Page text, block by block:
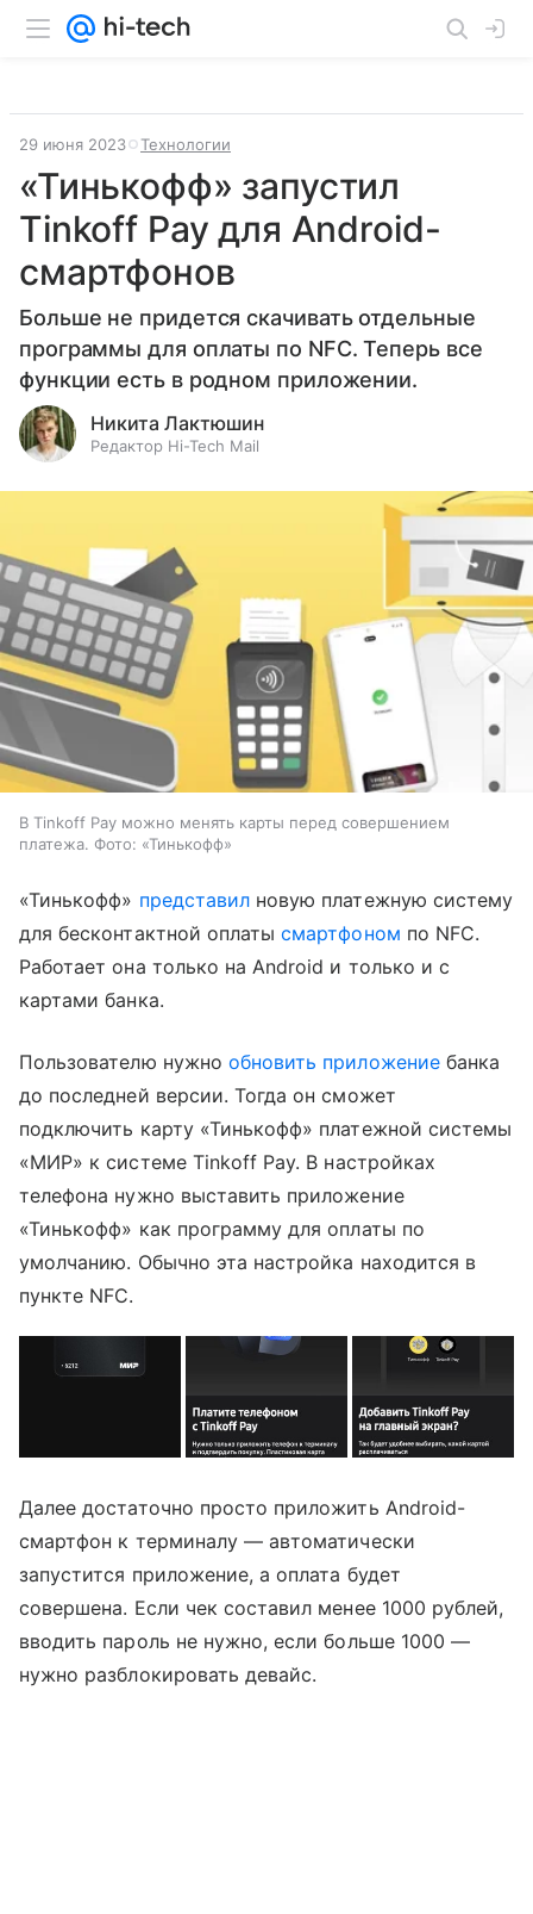
29 июня 2023 Технологии
«Тинькофф» запустил
Tinkoff Pay для Android-
смартфонов
Больше не придется скачивать отдельные
программы для оплаты по NFC. Теперь все
функции есть в родном приложении.
Никита Лактюшин
Редактор Hi-Tech Mail
В Tinkoff Pay можно менять карты перед совершением
платежа. Фото: «Тинькофф»
«Тинькофф» представил новую платежную систему
для бесконтактной оплатысмартфоном по NFC.
Работает она только на Android и только и с
картами банка.
Пользователю нужно обновить приложениебанка
до последней версии. Тогда он сможет
подключить карту «Тинькофф» платежной системы
«МИР» к системе Tinkoff Pay. В настройках
телефона нужно выставить приложение
«Тинькофф» как программу для оплаты по
умолчанию. Обычно эта настройка находится в
пункте NFC.
Далее достаточно просто приложить Android-
смартфон к терминалу — автоматически
запустится приложение, а оплата будет
совершена. Если чек составил менее 1000 рублей,
вводить пароль не нужно, если больше 1000 —
нужно разблокировать девайс.